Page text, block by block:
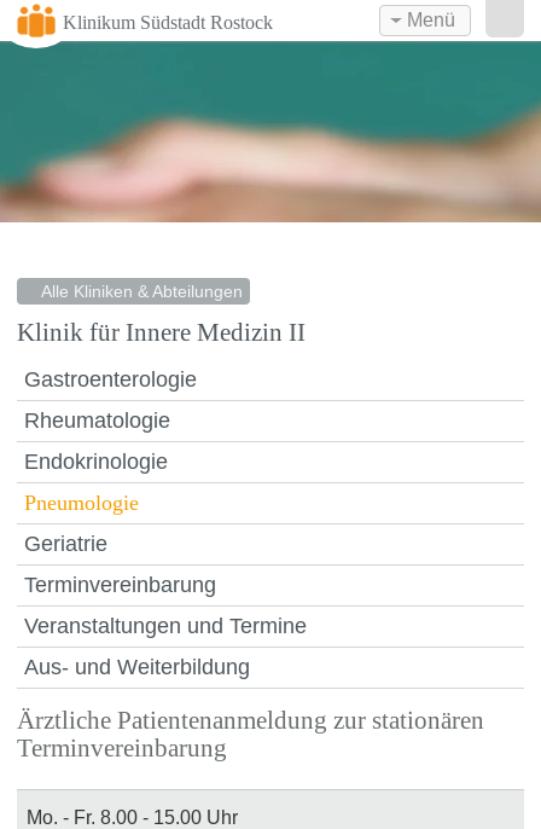
Klinikum Südstadt Rostock Menü
Alle Kliniken & Abteilungen
Klinik für Innere Medizin II
Gastroenterologie
Rheumatologie
Endokrinologie
Pneumologie
Geriatrie
Terminvereinbarung
Veranstaltungen und Termine
Aus- und Weiterbildung
Ärztliche Patientenanmeldung zur stationären
Terminvereinbarung
Mo. - Fr. 8.00 - 15.00 Uhr